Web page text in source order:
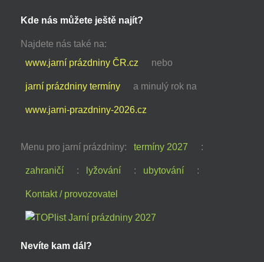
Kde nás můžete ještě najít?
Najdete nás také na:
www.jarní prázdniny ČR.cz
nebo
jarní prázdniny termíny a minulý rok na
www.jarni-prazdniny-2026.cz
Menu pro jarní prázdniny: termíny 2027 :
zahraničí : lyžování : ubytování :
Kontakt / provozovatel
Nevíte kam dál?